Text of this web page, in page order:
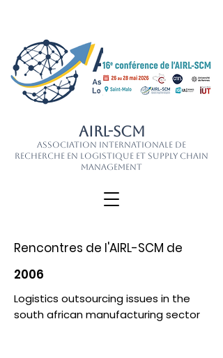
AIRL-SCM
Association Internationale de
Recherche en Logistique et Supply Chain
Management
Rencontres de l'AIRL-SCM de
2006
Logistics outsourcing issues in the
south african manufacturing sector